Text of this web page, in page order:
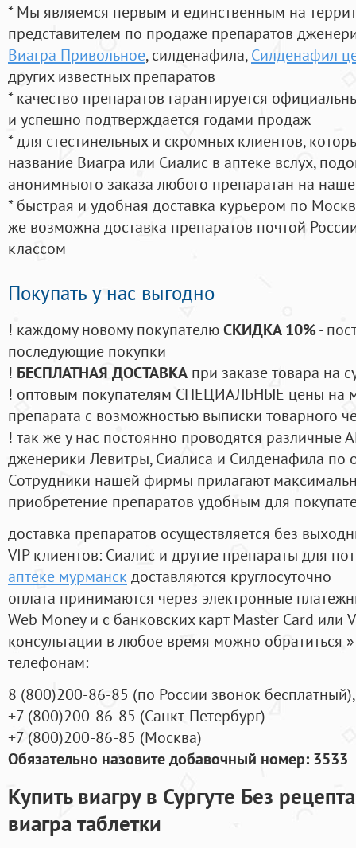
* Мы являемся первым и единственным на
представителем по продаже препаратов
Виагра Привольное, силденафила, Силденафил
других известных препаратов
* качество препаратов гарантируется
и успешно подтверждается годами продаж
* для стестинельных и скромных клиентов,
название Виагра или Сиалис в аптеке вслух,
анонимныого заказа любого препаратан на
* быстрая и удобная доставка курьером по
же возможна доставка препаратов почтой
классом
Покупать у нас выгодно
! каждому новому покупателюСКИДКА 10%-
последующие покупки
! БЕСПЛАТНАЯ ДОСТАВКА при заказе товара на
! оптовым покупателям СПЕЦИАЛЬНЫЕ цены на
препарата с возможностью выписки товарного
! так же у нас постоянно проводятся
дженерики Левитры, Сиалиса и Силденафила по
Cотрудники нашей фирмы прилагают
приобретение препаратов удобным для
доставка препаратов осуществляется без
VIP клиентов: Сиалис и другие препараты для
аптеке мурманск доставляются круглосуточно
оплата принимаются через электронные
Web Money и с банковских карт Master Card или
консультации в любое время можно обратиться
телефонам:
8 (800)200-86-85 (по России звонок бесплатный),
+7 (800)200-86-85 (Санкт-Петербург)
+7 (800)200-86-85 (Москва)
Обязательно назовите добавочный номер: 3533
Купить виагру в Сургуте Без
виагра таблетки